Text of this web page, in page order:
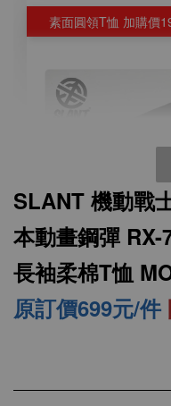
素面圓領T恤 加購價
SLANT 機動戰
本動畫鋼彈 RX-
長袖柔棉T恤
原訂價699元/件